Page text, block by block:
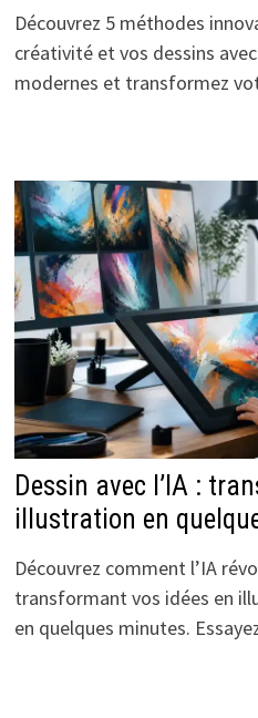
Découvrez 5 méthodes
créativité et vos dessins
modernes et transformez
Dessin avec l’IA :
illustration en
Découvrez comment l’IA
transformant vos idées en
en quelques minutes.